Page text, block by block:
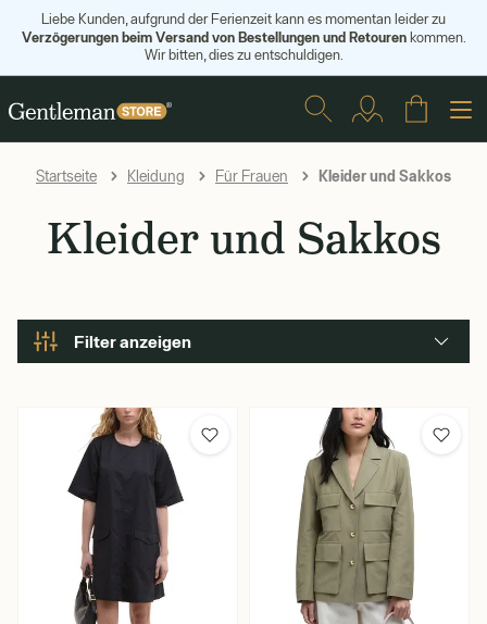
Liebe Kunden, aufgrund der Ferienzeit kann es momentan leider zu
Verzögerungen beim Versand von Bestellungen und Retourenkommen.
Wir bitten, dies zu entschuldigen.
Startseite Kleidung Für Frauen Kleider und Sakkos
Kleider und Sakkos
Filter anzeigen
Marke
Barbour
Farbe
Beige